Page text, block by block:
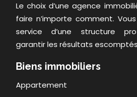
Le choix d’une agence
faire n’importe comment.
service d’une structure
garantir les résultats
Biens immobiliers
Appartement